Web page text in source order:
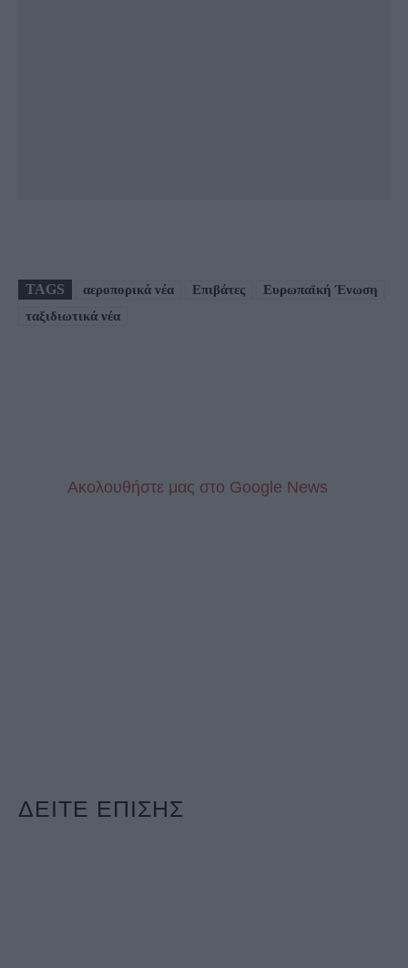
TAGS αεροπορικά νέα Επιβάτες
Ευρωπαϊκή Ένωση
ταξιδιωτικά νέα
Aκολουθήστε μας στo Google News
ΔΕΙΤΕ ΕΠΙΣΗΣ